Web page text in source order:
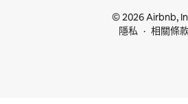
© 2026 Airbnb,
隱私
相關條